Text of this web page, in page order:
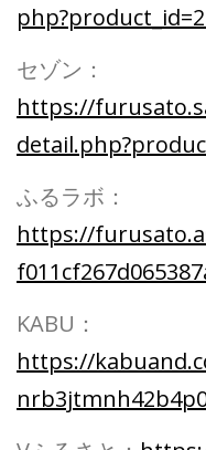
セゾン：
https://
ふるラボ：
https://
KABU：
https://